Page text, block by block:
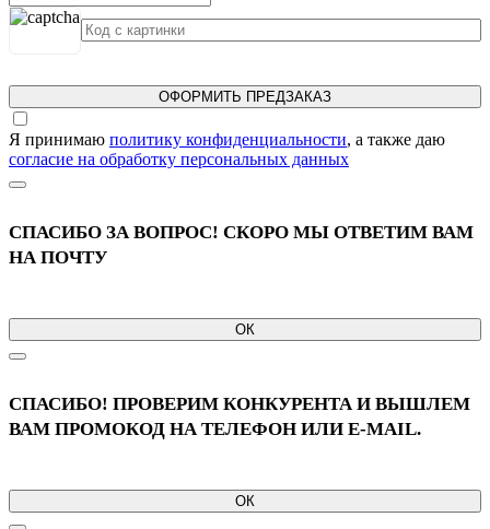
ОФОРМИТЬ ПРЕДЗАКАЗ
Я принимаю политику конфиденциальности, а также даю
согласие на обработку персональных данных
СПАСИБО ЗА ВОПРОС! СКОРО МЫ ОТВЕТИМ ВАМ
НА ПОЧТУ
ОК
СПАСИБО! ПРОВЕРИМ КОНКУРЕНТА И ВЫШЛЕМ
ВАМ ПРОМОКОД НА ТЕЛЕФОН ИЛИ E-MAIL.
ОК